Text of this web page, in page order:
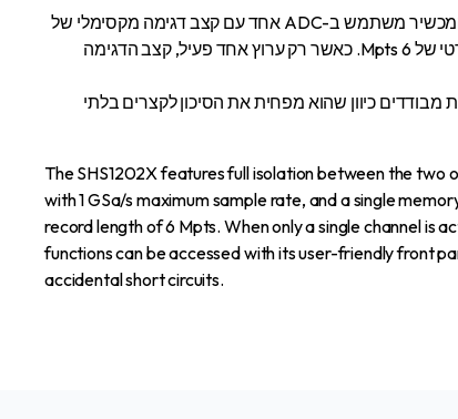
ה-SHS1202X כולל בידוד מלא בין שני ערוצי האוסצילוסקופ, ערוץ מולטימטר אחד, ספק הכוח ויציאת ה-USB host/device. כולל דגם 100 MHz. המכשיר משתמש ב-ADC אחד עם קצב דגימה מקסימלי של
1 GSa/s ומודול זיכרון יחיד עם עומק זיכרון של 12 Mpts. כאשר שני ערוצים פעילים, כל ערוץ מקבל קצב דגימה של 500 MSa/s ואורך הקלטה סטנדרטי של 6 Mpts. כאשר רק ערוץ אחד פעיל, קצב הדגימה
כיוון שהוא מפחית את הסיכון לקצרים בלתי
The SHS1202X features full isolation between the two
with 1 GSa/s maximum sample rate, and a single
record length of 6 Mpts. When only a single channel is
functions can be accessed with its user-friendly front
accidental short circuits.